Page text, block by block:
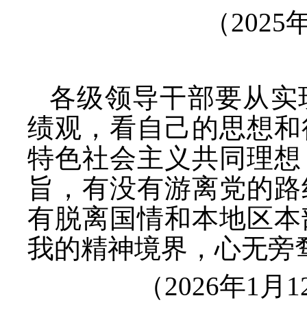
（2025
各级领导干部要从
绩观，看自己的思想
特色社会主义共同理
旨，有没有游离党的
有脱离国情和本地区
我的精神境界，心无旁
（2026年1月